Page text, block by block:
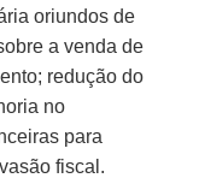
oriundos de
a venda de
redução do
no
para
fiscal.